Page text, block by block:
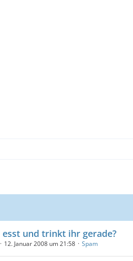
esst und trinkt ihr gerade?
12. Januar 2008 um 21:58 Spam